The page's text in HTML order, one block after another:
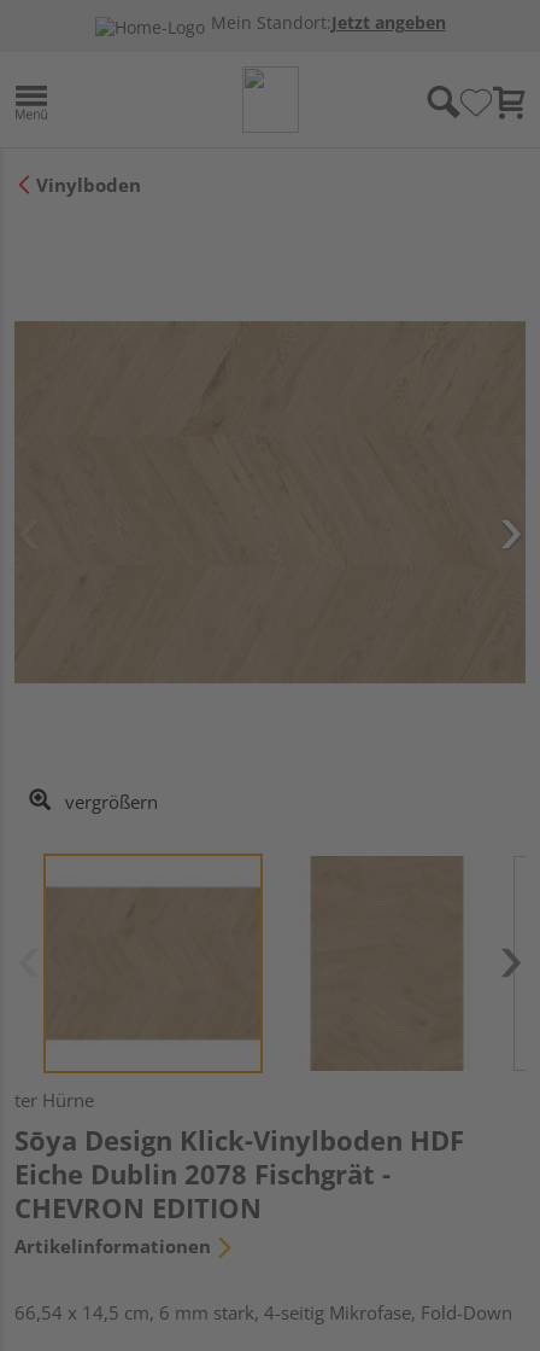
Mein Standort:Jetzt angeben
Vinylboden
vergrößern
ter Hürne
Sōya Design Klick-Vinylboden HDF
Eiche Dublin 2078 Fischgrät -
CHEVRON EDITION
Artikelinformationen
66,54 x 14,5 cm, 6 mm stark, 4-seitig Mikrofase, Fold-Down